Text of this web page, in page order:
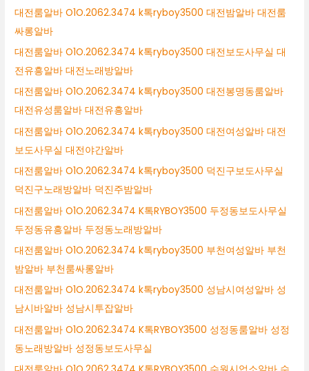
대전룸알바 O1O.2062.3474 k톡ryboy3500 대전밤알바 대전룸
싸롱알바
대전룸알바 O1O.2062.3474 k톡ryboy3500 대전보도사무실 대
전유흥알바 대전노래방알바
대전룸알바 O1O.2062.3474 k톡ryboy3500 대전봉명동룸알바
대전유성룸알바 대전유흥알바
대전룸알바 O1O.2062.3474 k톡ryboy3500 대전여성알바 대전
보도사무실 대전야간알바
대전룸알바 O1O.2062.3474 k톡ryboy3500 덕진구보도사무실
덕진구노래방알바 덕진주밤알바
대전룸알바 O1O.2062.3474 K톡RYBOY3500 두정동보도사무실
두정동유흥알바 두정동노래방알바
대전룸알바 O1O.2062.3474 k톡ryboy3500 부천여성알바 부천
밤알바 부천룸싸롱알바
대전룸알바 O1O.2062.3474 k톡ryboy3500 성남시여성알바 성
남시바알바 성남시투잡알바
대전룸알바 O1O.2062.3474 K톡RYBOY3500 성정동룸알바 성정
동노래방알바 성정동보도사무실